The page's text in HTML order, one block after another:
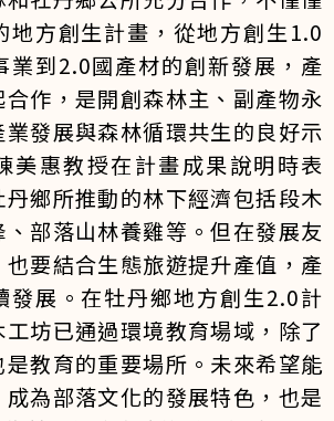
地方創生計畫，從地方創生1.0
業到2.0國產材的創新發展，產
作，是開創森林主、副產物永
發展與森林循環共生的良好示
美惠教授在計畫成果說明時表
鄉所推動的林下經濟包括段木
部落山林養雞等。但在發展友
要結合生態旅遊提升產值，產
發展。在牡丹鄉地方創生2.0計
坊已通過環境教育場域，除了
教育的重要場所。未來希望能
為部落文化的發展特色，也是